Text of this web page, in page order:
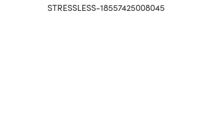
STRESSLESS-18557425008045